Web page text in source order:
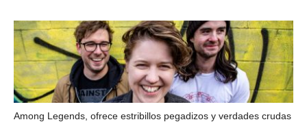
Among Legends, ofrece estribillos pegadizos y verdades crudas